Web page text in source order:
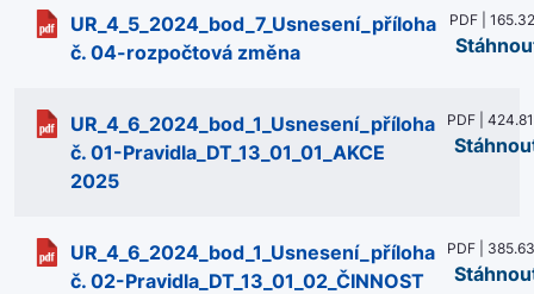
UR_4_5_2024_bod_7_Usnesení_příloha
č. 04-rozpočtová změna
PDF |
UR_4_6_2024_bod_1_Usnesení_příloha
č. 01-Pravidla_DT_13_01_01_AKCE
2025
PDF |
UR_4_6_2024_bod_1_Usnesení_příloha
č. 02-Pravidla_DT_13_01_02_ČINNOST
PDF |